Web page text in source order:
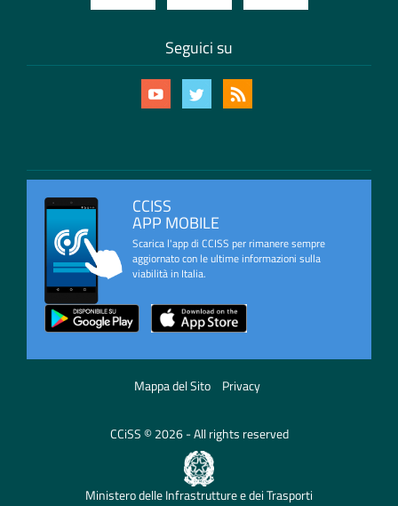
Seguici su
CCISS
APP MOBILE
Scarica l'app di CCISS per rimanere sempre
aggiornato con le ultime informazioni sulla
viabilità in Italia.
Mappa del Sito Privacy
CCiSS © 2026 - All rights reserved
Ministero delle Infrastrutture e dei Trasporti